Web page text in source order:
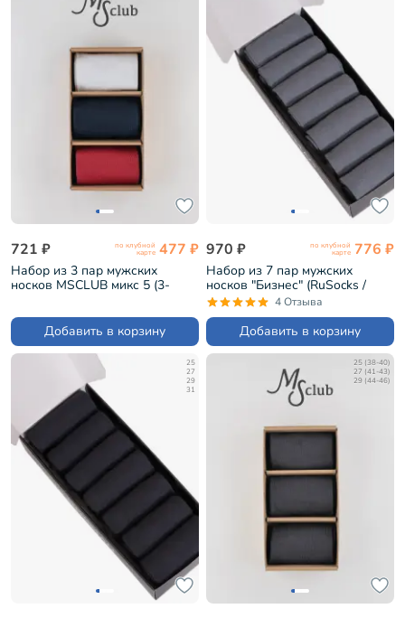
721 ₽ по клубной
карте 477 ₽
Набор из 3 пар мужских
носков MSCLUB микс 5 (3-
Добавить в корзину
970 ₽ по клубной
карте 776 ₽
Набор из 7 пар мужских
носков "Бизнес" (RuSocks /
Орудьевский трикотаж) серые
(РуС-7)
4 Отзыва
Добавить в корзину
25
27
29
31
25 (38-40)
27 (41-43)
29 (44-46)